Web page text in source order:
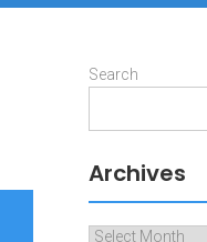
Search
Archives
Archives